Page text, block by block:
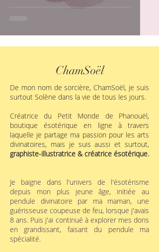
ChamSoël
De mon nom de sorcière, ChamSoël, je suis
surtout Solène dans la vie de tous les jours.
Créatrice du Petit Monde de Phanouël,
boutique ésotérique en ligne à travers
laquelle je partage ma passion pour les arts
divinatoires, mais je suis aussi et surtout,
graphiste-illustratrice & créatrice ésotérique.​
Je baigne dans l'univers de l'ésotérisme
depuis mon plus jeune âge, initiée au
pendule divinatoire par ma maman, une
guérisseuse coupeuse de feu, lorsque j'avais
8 ans. Puis j'ai continué à explorer mes dons
en grandissant, faisant du pendule ma
spécialité.